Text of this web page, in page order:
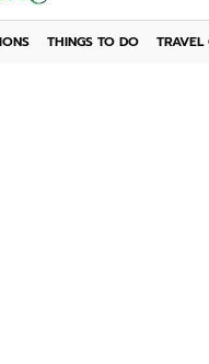
THINGS TO DO TRAVEL